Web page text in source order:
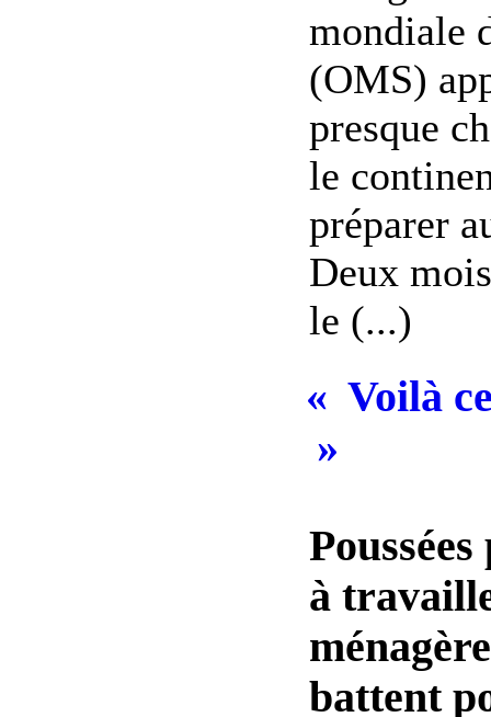
mondiale
(OMS)
presque
le
préparer
Deux
le (...)
« Voilà
»
à
battent